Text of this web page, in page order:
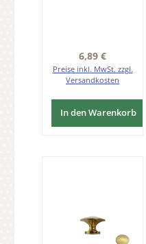
Regulärer Preis:
6,89 €
Preise inkl. MwSt. zzgl.
Versandkosten
In den Warenkorb